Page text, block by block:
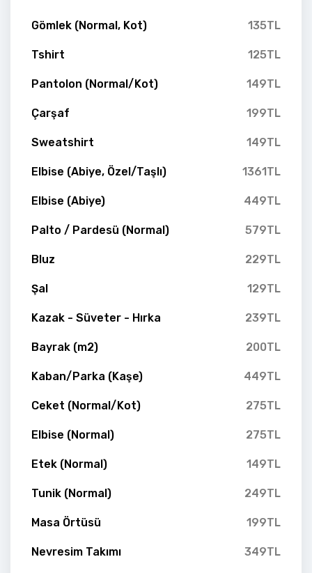
Gömlek (Normal, Kot) 135TL
Tshirt 125TL
Pantolon (Normal/Kot) 149TL
Çarşaf 199TL
Sweatshirt 149TL
Elbise (Abiye, Özel/Taşlı) 1361TL
Elbise (Abiye) 449TL
Palto / Pardesü (Normal) 579TL
Bluz 229TL
Şal 129TL
Kazak - Süveter - Hırka 239TL
Bayrak (m2) 200TL
Kaban/Parka (Kaşe) 449TL
Ceket (Normal/Kot) 275TL
Elbise (Normal) 275TL
Etek (Normal) 149TL
Tunik (Normal) 249TL
Masa Örtüsü 199TL
Nevresim Takımı 349TL